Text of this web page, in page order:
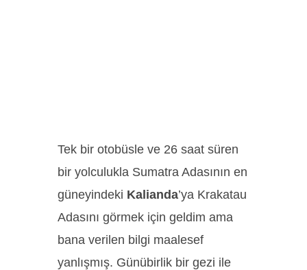
Tek bir otobüsle ve 26 saat süren
bir yolculukla Sumatra Adasının en
güneyindeki Kalianda’ya Krakatau
Adasını görmek için geldim ama
bana verilen bilgi maalesef
yanlışmış. Günübirlik bir gezi ile